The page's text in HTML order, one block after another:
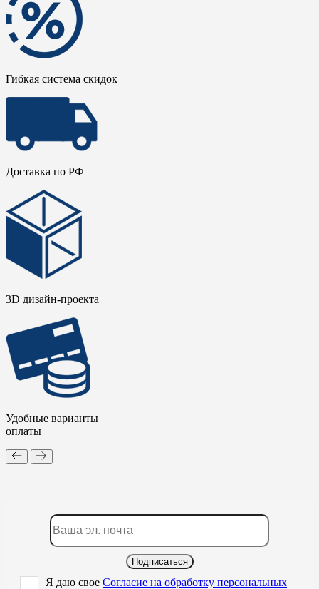
Гибкая система скидок
Доставка по РФ
3D дизайн-проекта
Удобные варианты
оплаты
Подписаться
Я даю свое Согласие на обработку персональных